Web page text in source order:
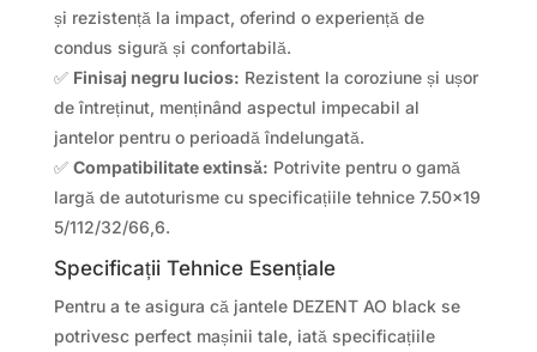
și rezistență la impact, oferind o experiență de
condus sigură și confortabilă.
✅ Finisaj negru lucios: Rezistent la coroziune și ușor
de întreținut, menținând aspectul impecabil al
jantelor pentru o perioadă îndelungată.
✅ Compatibilitate extinsă: Potrivite pentru o gamă
largă de autoturisme cu specificațiile tehnice 7.50×19
5/112/32/66,6.
Specificații Tehnice Esențiale
Pentru a te asigura că jantele DEZENT AO black se
potrivesc perfect mașinii tale, iată specificațiile